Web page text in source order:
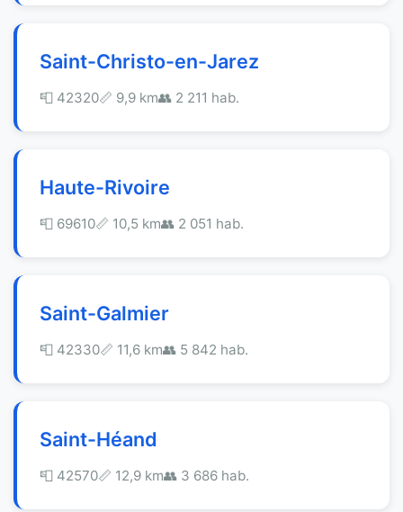
Saint-Christo-en-Jarez
📮 42320📏 9,9 km👥 2 211 hab.
Haute-Rivoire
📮 69610📏 10,5 km👥 2 051 hab.
Saint-Galmier
📮 42330📏 11,6 km👥 5 842 hab.
Saint-Héand
📮 42570📏 12,9 km👥 3 686 hab.